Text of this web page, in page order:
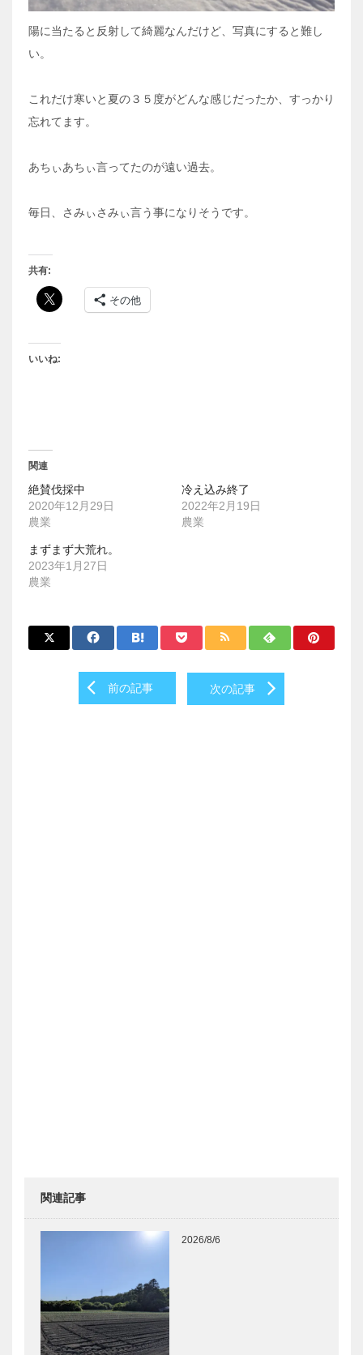
陽に当たると反射して綺麗なんだけど、写真にすると難し
い。
これだけ寒いと夏の３５度がどんな感じだったか、すっかり
忘れてます。
あちぃあちぃ言ってたのが遠い過去。
毎日、さみぃさみぃ言う事になりそうです。
共有:
その他
いいね:
関連
絶賛伐採中
2020年12月29日
農業
冷え込み終了
2022年2月19日
農業
まずまず大荒れ。
2023年1月27日
農業
navigation
前の記事 次の記事
関連記事
2026/8/6